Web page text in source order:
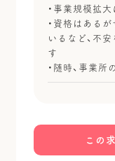
・事業規模拡
・資格はある
いるなど、不
す
・随時、事業所
この